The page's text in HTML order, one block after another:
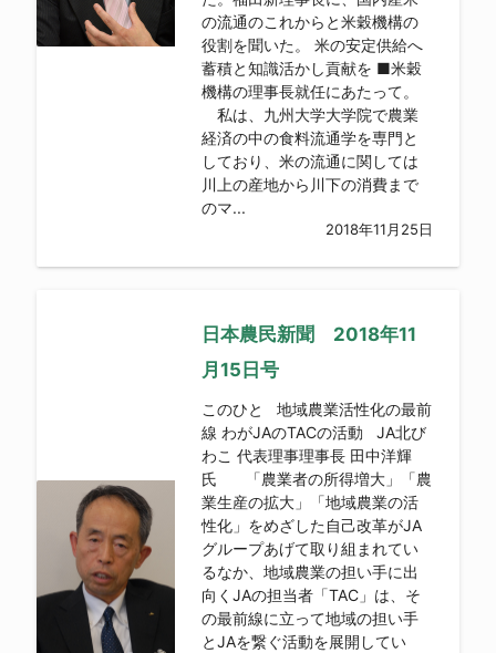
の流通のこれからと米穀機構の
役割を聞いた。 米の安定供給へ
蓄積と知識活かし貢献を ■米穀
機構の理事長就任にあたって。
私は、九州大学大学院で農業
経済の中の食料流通学を専門と
しており、米の流通に関しては
川上の産地から川下の消費まで
のマ...
2018年11月25日
日本農民新聞 2018年11
月15日号
このひと 地域農業活性化の最前
線 わがJAのTACの活動 JA北び
わこ 代表理事理事長 田中洋輝
氏 「農業者の所得増大」「農
業生産の拡大」「地域農業の活
性化」をめざした自己改革がJA
グループあげて取り組まれてい
るなか、地域農業の担い手に出
向くJAの担当者「TAC」は、そ
の最前線に立って地域の担い手
とJAを繋ぐ活動を展開してい